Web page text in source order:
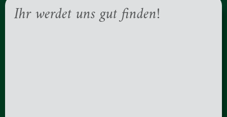
Ihr werdet uns gut finden!